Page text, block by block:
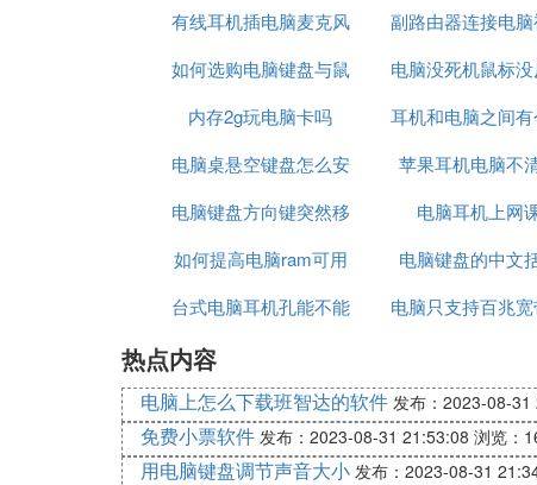
有线耳机插电脑麦克风 副路由器连接电
如何选购电脑键盘与鼠
标
电脑没死机鼠标
内存2g玩电脑卡吗
耳机和电脑之间
方块
电脑桌悬空键盘怎么安
装
苹果耳机电脑不
电脑键盘方向键突然移
动速度慢了
电脑耳机上网
如何提高电脑ram可用
内存
电脑键盘的中文
台式电脑耳机孔能不能
电脑只支持百兆
热点内容
电脑上怎么下载班智达的软件 发布：2023-08-31
免费小票软件 发布：2023-08-31 21:53:08 浏览：
用电脑键盘调节声音大小 发布：2023-08-31